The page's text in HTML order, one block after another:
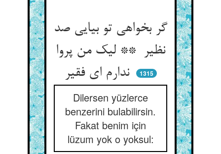
گر بخواهی تو بیایی صد
نظیر ** لیک من پروا
ندارم ای فقیر
1315
Dilersen yüzlerce
benzerini bulabilirsin.
Fakat benim için
lüzum yok o yoksul: